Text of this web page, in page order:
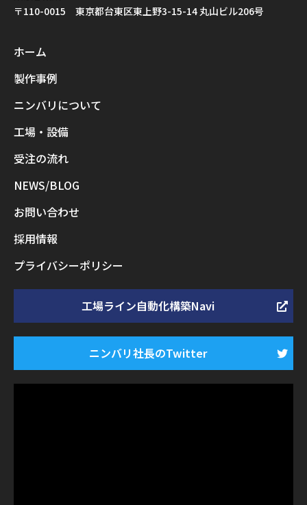
〒110-0015 東京都台東区東上野3-15-14 丸山ビル206号
ホーム
製作事例
ニンバリについて
工場・設備
受注の流れ
NEWS/BLOG
お問い合わせ
採用情報
プライバシーポリシー
工場ライン自動化構築Navi
ニンバリ社長のTwitter